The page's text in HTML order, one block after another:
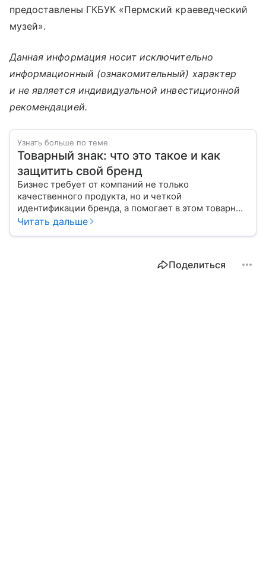
предоставлены ГКБУК «Пермский краеведческий
музей».
Данная информация носит исключительно
информационный (ознакомительный) характер
и не является индивидуальной инвестиционной
рекомендацией.
Узнать больше по теме
Товарный знак: что это такое и как
защитить свой бренд
Бизнес требует от компаний не только
качественного продукта, но и четкой
идентификации бренда, а помогает в этом товарный
знак. Расскажем, как зарегистрировать его в России
Читать дальше
Поделиться